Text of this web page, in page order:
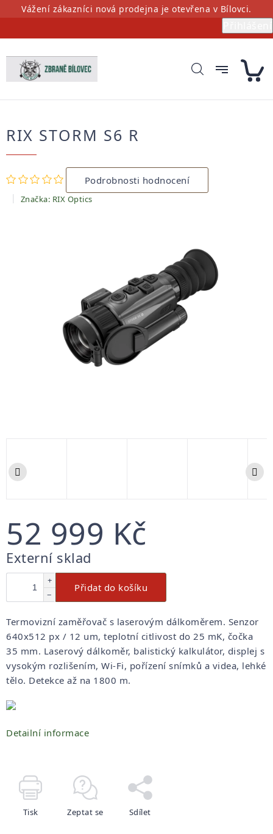
PřejítVážení zákazníci nová prodejna je otevřena v Bílovci.
RIX STORM S6 R
Průměrné
hodnocení
produktu
je
Podrobnosti hodnocení
Značka: RIX Optics
52 999 Kč
Měrná
Externí sklad
+
−
Přidat do košíku
Termovizní zaměřovač s laserovým dálkoměrem. Senzor
640x512 px / 12 um, teplotní citlivost do 25 mK, čočka
35 mm. Laserový dálkoměr, balistický kalkulátor, displej s
vysokým rozlišením, Wi-Fi, pořízení snímků a videa, lehké
tělo. Detekce až na 1800 m.
Detailní informace
Tisk Zeptat se Sdílet